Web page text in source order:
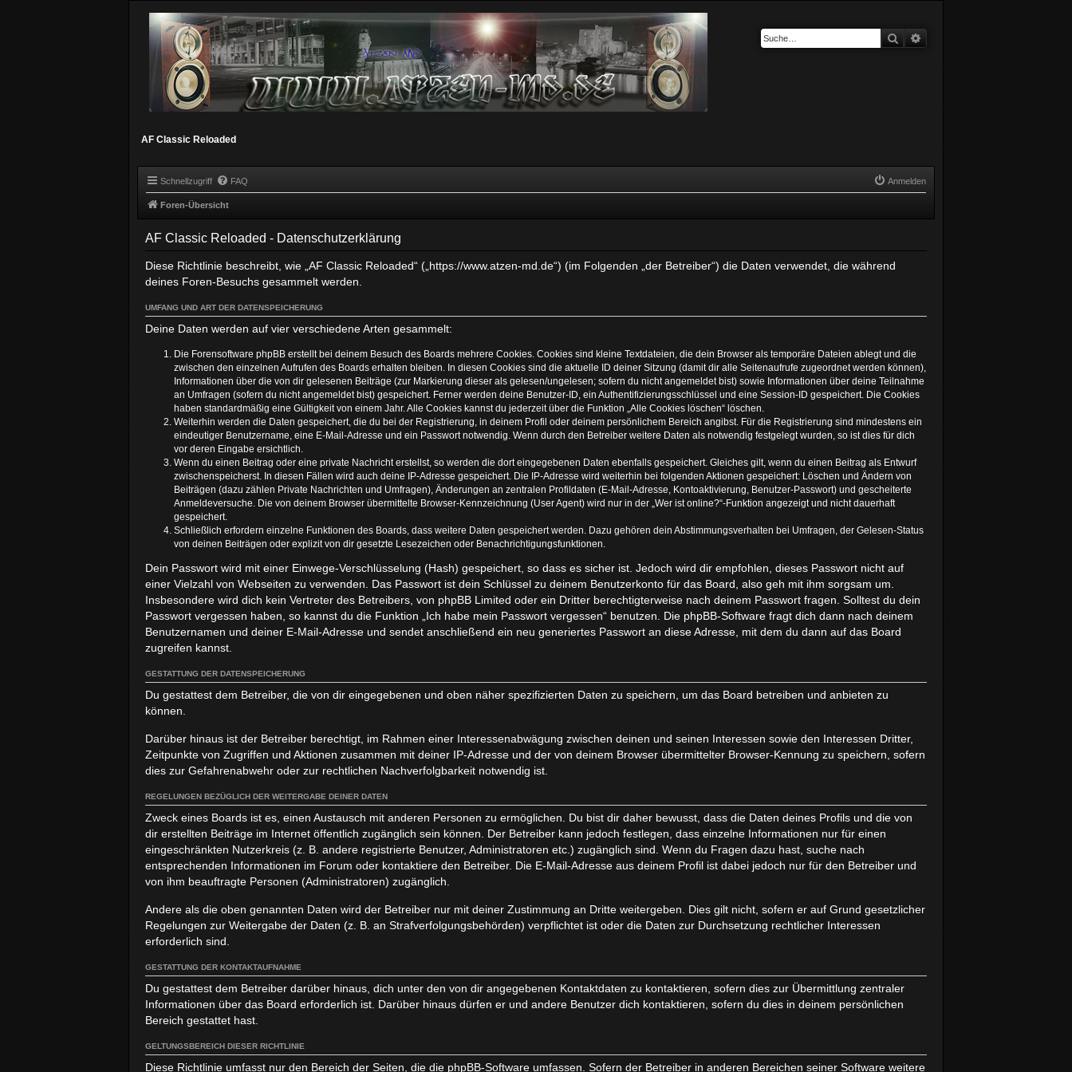
AF Classic Reloaded
Suche
Schnellzugriff FAQ Anmelden
Foren-Übersicht
AF Classic Reloaded - Datenschutzerklärung
Diese Richtlinie beschreibt, wie „AF Classic Reloaded“ („https://www.atzen-md.de“) (im Folgenden „der Betreiber“) die Daten verwendet, die während
deines Foren-Besuchs gesammelt werden.
UMFANG UND ART DER DATENSPEICHERUNG
Deine Daten werden auf vier verschiedene Arten gesammelt:
Die Forensoftware phpBB erstellt bei deinem Besuch des Boards mehrere Cookies. Cookies sind kleine Textdateien, die dein Browser als temporäre Dateien ablegt und die
zwischen den einzelnen Aufrufen des Boards erhalten bleiben. In diesen Cookies sind die aktuelle ID deiner Sitzung (damit dir alle Seitenaufrufe zugeordnet werden können),
Informationen über die von dir gelesenen Beiträge (zur Markierung dieser als gelesen/ungelesen; sofern du nicht angemeldet bist) sowie Informationen über deine Teilnahme
an Umfragen (sofern du nicht angemeldet bist) gespeichert. Ferner werden deine Benutzer-ID, ein Authentifizierungsschlüssel und eine Session-ID gespeichert. Die Cookies
haben standardmäßig eine Gültigkeit von einem Jahr. Alle Cookies kannst du jederzeit über die Funktion „Alle Cookies löschen“ löschen.
Weiterhin werden die Daten gespeichert, die du bei der Registrierung, in deinem Profil oder deinem persönlichem Bereich angibst. Für die Registrierung sind mindestens ein
eindeutiger Benutzername, eine E-Mail-Adresse und ein Passwort notwendig. Wenn durch den Betreiber weitere Daten als notwendig festgelegt wurden, so ist dies für dich
vor deren Eingabe ersichtlich.
Wenn du einen Beitrag oder eine private Nachricht erstellst, so werden die dort eingegebenen Daten ebenfalls gespeichert. Gleiches gilt, wenn du einen Beitrag als Entwurf
zwischenspeicherst. In diesen Fällen wird auch deine IP-Adresse gespeichert. Die IP-Adresse wird weiterhin bei folgenden Aktionen gespeichert: Löschen und Ändern von
Beiträgen (dazu zählen Private Nachrichten und Umfragen), Änderungen an zentralen Profildaten (E-Mail-Adresse, Kontoaktivierung, Benutzer-Passwort) und gescheiterte
Anmeldeversuche. Die von deinem Browser übermittelte Browser-Kennzeichnung (User Agent) wird nur in der „Wer ist online?“-Funktion angezeigt und nicht dauerhaft
gespeichert.
Schließlich erfordern einzelne Funktionen des Boards, dass weitere Daten gespeichert werden. Dazu gehören dein Abstimmungsverhalten bei Umfragen, der Gelesen-Status
von deinen Beiträgen oder explizit von dir gesetzte Lesezeichen oder Benachrichtigungsfunktionen.
Dein Passwort wird mit einer Einwege-Verschlüsselung (Hash) gespeichert, so dass es sicher ist. Jedoch wird dir empfohlen, dieses Passwort nicht auf
einer Vielzahl von Webseiten zu verwenden. Das Passwort ist dein Schlüssel zu deinem Benutzerkonto für das Board, also geh mit ihm sorgsam um.
Insbesondere wird dich kein Vertreter des Betreibers, von phpBB Limited oder ein Dritter berechtigterweise nach deinem Passwort fragen. Solltest du dein
Passwort vergessen haben, so kannst du die Funktion „Ich habe mein Passwort vergessen“ benutzen. Die phpBB-Software fragt dich dann nach deinem
Benutzernamen und deiner E-Mail-Adresse und sendet anschließend ein neu generiertes Passwort an diese Adresse, mit dem du dann auf das Board
zugreifen kannst.
GESTATTUNG DER DATENSPEICHERUNG
Du gestattest dem Betreiber, die von dir eingegebenen und oben näher spezifizierten Daten zu speichern, um das Board betreiben und anbieten zu
können.
Darüber hinaus ist der Betreiber berechtigt, im Rahmen einer Interessenabwägung zwischen deinen und seinen Interessen sowie den Interessen Dritter,
Zeitpunkte von Zugriffen und Aktionen zusammen mit deiner IP-Adresse und der von deinem Browser übermittelter Browser-Kennung zu speichern, sofern
dies zur Gefahrenabwehr oder zur rechtlichen Nachverfolgbarkeit notwendig ist.
REGELUNGEN BEZÜGLICH DER WEITERGABE DEINER DATEN
Zweck eines Boards ist es, einen Austausch mit anderen Personen zu ermöglichen. Du bist dir daher bewusst, dass die Daten deines Profils und die von
dir erstellten Beiträge im Internet öffentlich zugänglich sein können. Der Betreiber kann jedoch festlegen, dass einzelne Informationen nur für einen
eingeschränkten Nutzerkreis (z. B. andere registrierte Benutzer, Administratoren etc.) zugänglich sind. Wenn du Fragen dazu hast, suche nach
entsprechenden Informationen im Forum oder kontaktiere den Betreiber. Die E-Mail-Adresse aus deinem Profil ist dabei jedoch nur für den Betreiber und
von ihm beauftragte Personen (Administratoren) zugänglich.
Andere als die oben genannten Daten wird der Betreiber nur mit deiner Zustimmung an Dritte weitergeben. Dies gilt nicht, sofern er auf Grund gesetzlicher
Regelungen zur Weitergabe der Daten (z. B. an Strafverfolgungsbehörden) verpflichtet ist oder die Daten zur Durchsetzung rechtlicher Interessen
erforderlich sind.
GESTATTUNG DER KONTAKTAUFNAHME
Du gestattest dem Betreiber darüber hinaus, dich unter den von dir angegebenen Kontaktdaten zu kontaktieren, sofern dies zur Übermittlung zentraler
Informationen über das Board erforderlich ist. Darüber hinaus dürfen er und andere Benutzer dich kontaktieren, sofern du dies in deinem persönlichen
Bereich gestattet hast.
GELTUNGSBEREICH DIESER RICHTLINIE
Diese Richtlinie umfasst nur den Bereich der Seiten, die die phpBB-Software umfassen. Sofern der Betreiber in anderen Bereichen seiner Software weitere